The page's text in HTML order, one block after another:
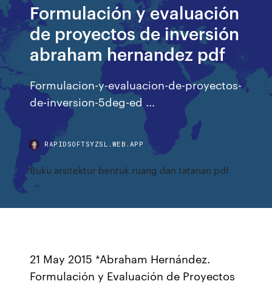
Formulación y evaluación
de proyectos de inversión
abraham hernandez pdf
Formulacion-y-evaluacion-de-proyectos-
de-inversion-5deg-ed ...
RAPIDSOFTSYZSL.WEB.APP
Buku arsitektur bentuk ruang dan tatanan pdf
21 May 2015 *Abraham Hernández.
Formulación y Evaluación de Proyectos